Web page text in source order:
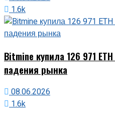
1.6k
Bitmine купила 126 971
падения рынка
08.06.2026
1.6k